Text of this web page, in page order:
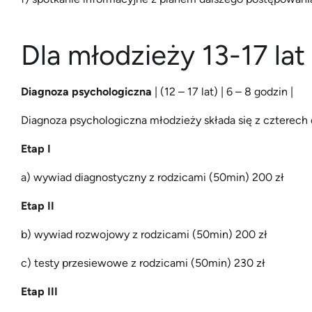
Dla młodzieży 13-17 lat
Diagnoza psychologiczna | (12 – 17 lat) | 6 – 8 godzin |
Diagnoza psychologiczna młodzieży składa się z czterech
Etap I
a) wywiad diagnostyczny z rodzicami (50min) 200 zł
Etap II
b) wywiad rozwojowy z rodzicami (50min) 200 zł
c) testy przesiewowe z rodzicami (50min) 230 zł
Etap III